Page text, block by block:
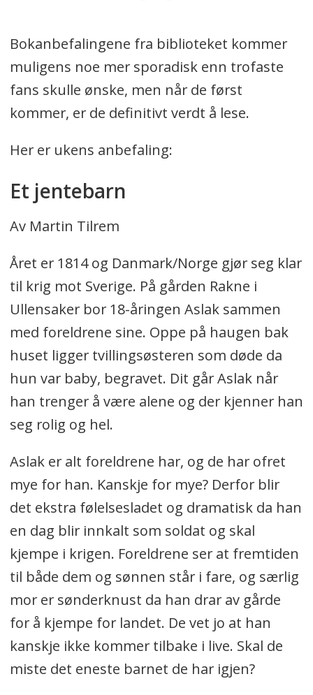
Bokanbefalingene fra biblioteket kommer
muligens noe mer sporadisk enn trofaste
fans skulle ønske, men når de først
kommer, er de definitivt verdt å lese.
Her er ukens anbefaling:
Et jentebarn
Av Martin Tilrem
Året er 1814 og Danmark/Norge gjør seg klar
til krig mot Sverige. På gården Rakne i
Ullensaker bor 18-åringen Aslak sammen
med foreldrene sine. Oppe på haugen bak
huset ligger tvillingsøsteren som døde da
hun var baby, begravet. Dit går Aslak når
han trenger å være alene og der kjenner han
seg rolig og hel.
Aslak er alt foreldrene har, og de har ofret
mye for han. Kanskje for mye? Derfor blir
det ekstra følelsesladet og dramatisk da han
en dag blir innkalt som soldat og skal
kjempe i krigen. Foreldrene ser at fremtiden
til både dem og sønnen står i fare, og særlig
mor er sønderknust da han drar av gårde
for å kjempe for landet. De vet jo at han
kanskje ikke kommer tilbake i live. Skal de
miste det eneste barnet de har igjen?